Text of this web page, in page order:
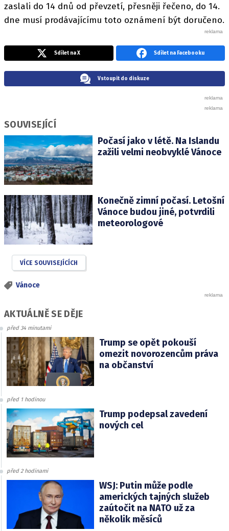
zaslali do 14 dnů od převzetí, přesněji řečeno, do 14.
dne musí prodávajícímu toto oznámení být doručeno.
Sdílet na X Sdílet na Facebooku
Vstoupit do diskuze
SOUVISEJÍCÍ
Počasí jako v létě. Na Islandu
zažili velmi neobvyklé Vánoce
Konečně zimní počasí. Letošní
Vánoce budou jiné, potvrdili
meteorologové
VÍCE SOUVISEJÍCÍCH
Vánoce
AKTUÁLNĚ SE DĚJE
před 34 minutami
Trump se opět pokouší
omezit novorozencům práva
na občanství
před 1 hodinou
Trump podepsal zavedení
nových cel
před 2 hodinami
WSJ: Putin může podle
amerických tajných služeb
zaútočit na NATO už za
několik měsíců